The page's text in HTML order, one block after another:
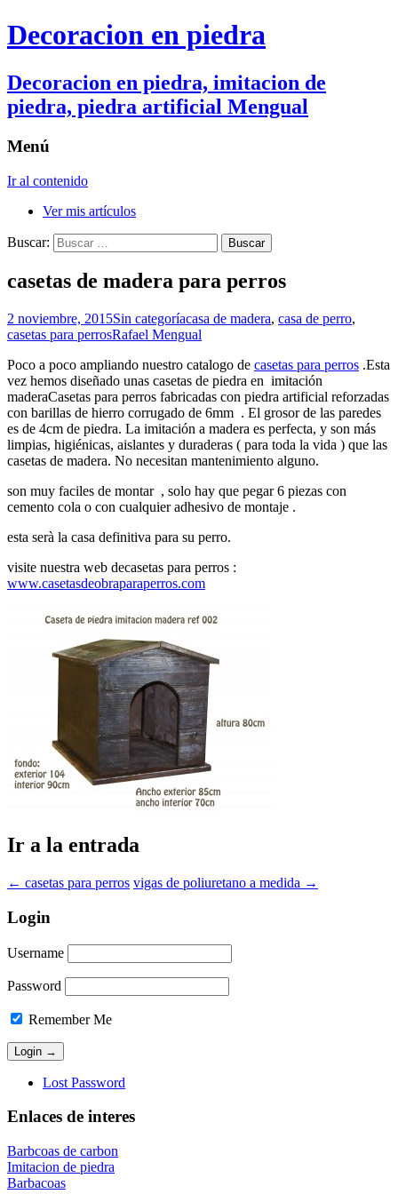
Decoracion en piedra
Decoracion en piedra, imitacion de
piedra, piedra artificial Mengual
Menú
Ir al contenido
Ver mis artículos
Buscar:
casetas de madera para perros
2 noviembre, 2015Sin categoríacasa de madera, casa de perro,
casetas para perrosRafael Mengual
Poco a poco ampliando nuestro catalogo de casetas para perros .Esta
vez hemos diseñado unas casetas de piedra en imitación
maderaCasetas para perros fabricadas con piedra artificial reforzadas
con barillas de hierro corrugado de 6mm . El grosor de las paredes
es de 4cm de piedra. La imitación a madera es perfecta, y son más
limpias, higiénicas, aislantes y duraderas ( para toda la vida ) que las
casetas de madera. No necesitan mantenimiento alguno.
son muy faciles de montar , solo hay que pegar 6 piezas con
cemento cola o con cualquier adhesivo de montaje .
esta serà la casa definitiva para su perro.
visite nuestra web decasetas para perros :
www.casetasdeobraparaperros.com
Ir a la entrada
← casetas para perros vigas de poliuretano a medida →
Login
Username
Password
Remember Me
Lost Password
Enlaces de interes
Barbcoas de carbon
Imitacion de piedra
Barbacoas